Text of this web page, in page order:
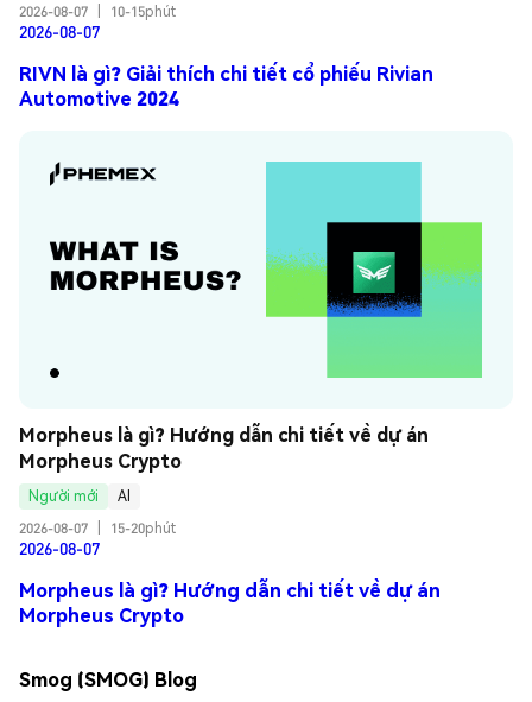
2026-08-07
10-15phút
2026-08-07
RIVN là gì? Giải thích chi tiết cổ phiếu Rivian
Automotive 2024
Morpheus là gì? Hướng dẫn chi tiết về dự án
Morpheus Crypto
Người mới
AI
2026-08-07
15-20phút
2026-08-07
Morpheus là gì? Hướng dẫn chi tiết về dự án
Morpheus Crypto
Smog (SMOG) Blog